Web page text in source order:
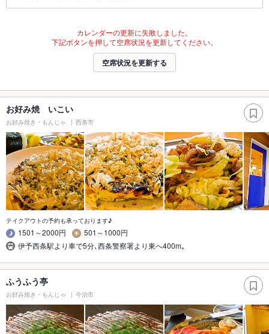
カレンダーの更新に失敗しました。
下記ボタンを押して空席状況を更新してください。
空席状況を更新する
お好み焼 いこい
お好み焼き・もんじゃ 西条市
テイクアウトの予約も承っております♪
1501～2000円
501～1000円
伊予西条駅より車で5分､西条警察署より東へ400m｡
ふうふう亭
お好み焼き・もんじゃ 今治市